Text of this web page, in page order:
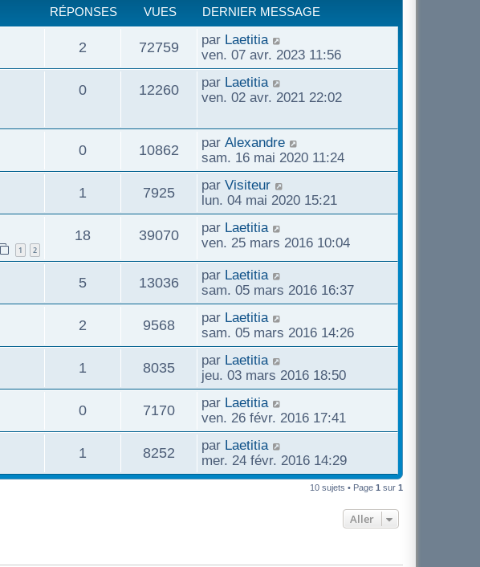
RÉPONSES VUES DERNIER MESSAGE
2 72759 par Laetitia
ven. 07 avr. 2023 11:56
0 12260 par Laetitia
ven. 02 avr. 2021 22:02
0 10862 par Alexandre
sam. 16 mai 2020 11:24
1 7925 par Visiteur
lun. 04 mai 2020 15:21
1 2
18 39070 par Laetitia
ven. 25 mars 2016 10:04
5 13036 par Laetitia
sam. 05 mars 2016 16:37
2 9568 par Laetitia
sam. 05 mars 2016 14:26
1 8035 par Laetitia
jeu. 03 mars 2016 18:50
0 7170 par Laetitia
ven. 26 févr. 2016 17:41
1 8252 par Laetitia
mer. 24 févr. 2016 14:29
10 sujets • Page 1 sur 1
Aller